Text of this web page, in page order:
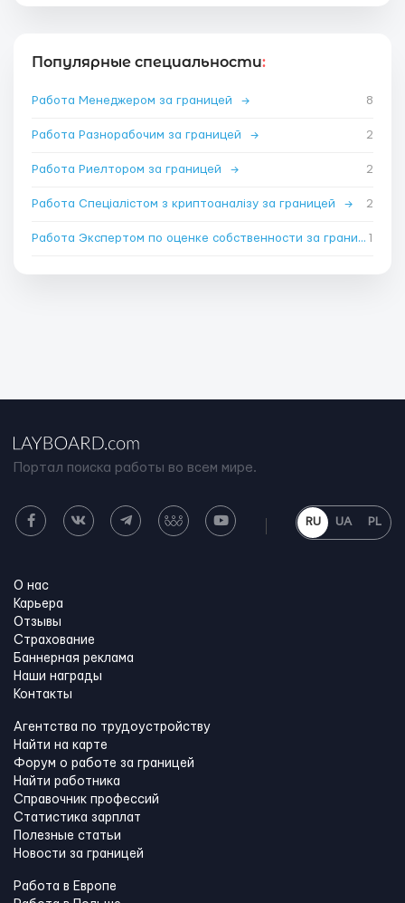
Популярные специальности:
Работа Менеджером за границей → 8
Работа Разнорабочим за границей → 2
Работа Риелтором за границей → 2
Работа Спеціалістом з криптоаналізу за границей → 2
Работа Экспертом по оценке собственности за границей 1
Портал поиска работы во всем мире.
RU UA PL
О нас
Карьера
Отзывы
Страхование
Баннерная реклама
Наши награды
Контакты
Агентства по трудоустройству
Найти на карте
Форум о работе за границей
Найти работника
Справочник профессий
Статистика зарплат
Полезные статьи
Новости за границей
Работа в Европе